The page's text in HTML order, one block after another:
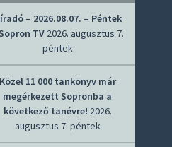
– 2026.08.07. – Péntek
TV 2026. augusztus 7.
péntek
Közel 11 000 tankönyv már
megérkezett Sopronba a
következő tanévre! 2026.
augusztus 7. péntek